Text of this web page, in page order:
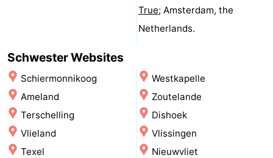
&
tun
-
Museen
-
Denkmäler
-
Mühlen
-
True; Amsterdam, the
Netherlands.
Schwester Websites
Schiermonnikoog
Ameland
Terschelling
Vlieland
Texel
Westkapelle
Zoutelande
Dishoek
Vlissingen
Nieuwvliet